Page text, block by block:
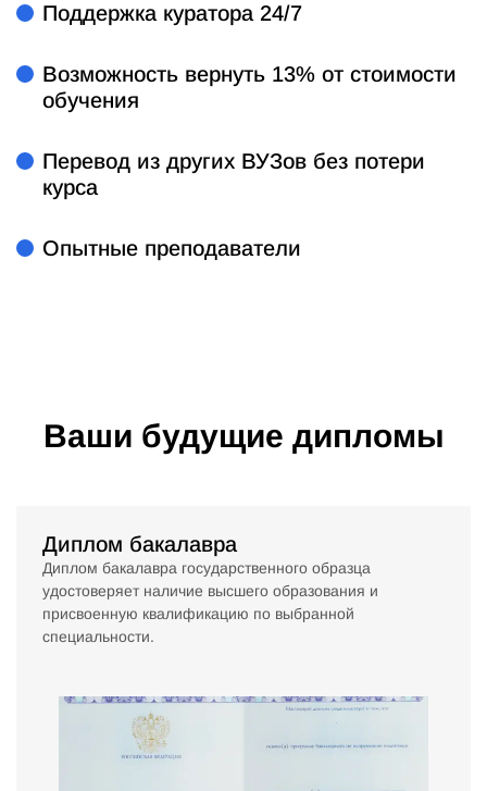
Поддержка куратора 24/7
Возможность вернуть 13% от стоимости
обучения
Перевод из других ВУЗов без потери
курса
Опытные преподаватели
Ваши будущие дипломы
Диплом бакалавра
Диплом бакалавра государственного образца
удостоверяет наличие высшего образования и
присвоенную квалификацию по выбранной
специальности.